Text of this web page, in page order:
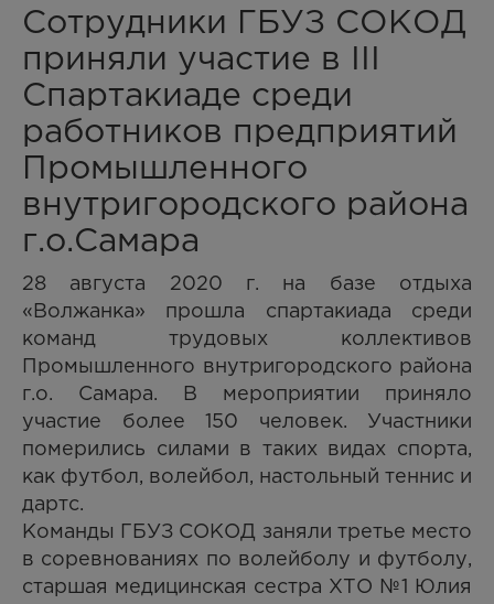
Сотрудники ГБУЗ СОКОД
приняли участие в III
Спартакиаде среди
работников предприятий
Промышленного
внутригородского района
г.о.Самара
28 августа 2020 г. на базе отдыха
«Волжанка» прошла спартакиада среди
команд трудовых коллективов
Промышленного внутригородского района
г.о. Самара. В мероприятии приняло
участие более 150 человек. Участники
померились силами в таких видах спорта,
как футбол, волейбол, настольный теннис и
дартс.
Команды ГБУЗ СОКОД заняли третье место
в соревнованиях по волейболу и футболу,
старшая медицинская сестра ХТО №1 Юлия